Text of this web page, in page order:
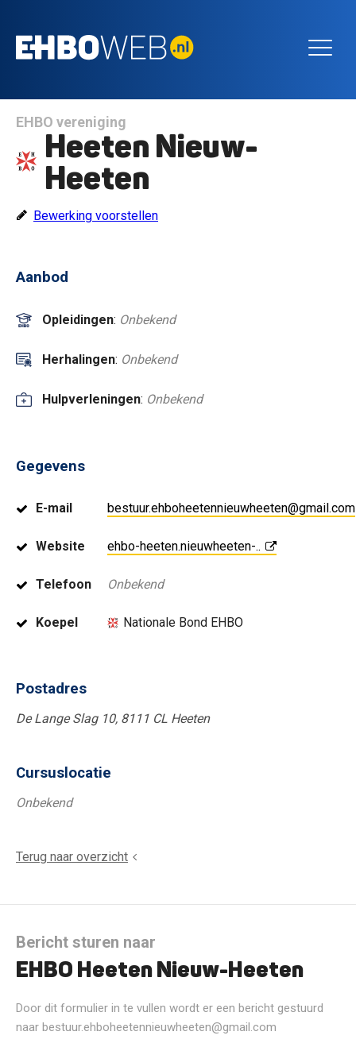
EHBO vereniging
Heeten Nieuw-
Heeten
Bewerking voorstellen
Aanbod
Opleidingen: Onbekend
Herhalingen: Onbekend
Hulpverleningen: Onbekend
Gegevens
E-mail bestuur.ehboheetennieuwheeten@gmail.com
Website ehbo-heeten.nieuwheeten-..
Telefoon Onbekend
Koepel Nationale Bond EHBO
Postadres
De Lange Slag 10, 8111 CL Heeten
Cursuslocatie
Onbekend
Terug naar overzicht
Bericht sturen naar
EHBO Heeten Nieuw-Heeten
Door dit formulier in te vullen wordt er een bericht gestuurd
naar bestuur.ehboheetennieuwheeten@gmail.com